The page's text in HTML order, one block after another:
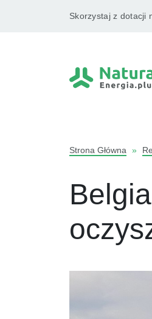
Skorzystaj z dotacji
Strona Główna »